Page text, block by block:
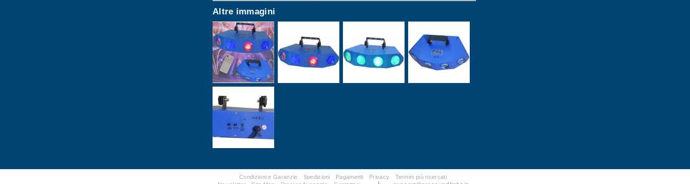
Altre immagini
Condizioni e Garanzie Spedizioni Pagamenti Privacy
Termini più ricercati